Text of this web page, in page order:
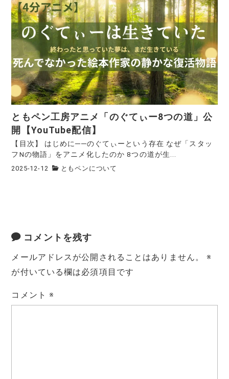
ともペン工房アニメ「のぐてぃー8つの道」公
開【YouTube配信】
【目次】 はじめに──のぐてぃーという存在 なぜ「スタッ
フNの物語」をアニメ化したのか 8つの道が生...
2025-12-12 ともペンについて
コメントを残す
メールアドレスが公開されることはありません。
※
が付いている欄は必須項目です
コメント※